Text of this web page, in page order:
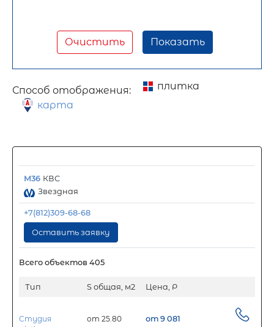
Очистить Показать
Способ отображения:
плитка
карта
М36 КВС
Звездная
+7(812)309-68-68
Оставить заявку
Всего объектов 405
Тип S общая, м2 Цена, Р
Студия
от 25.80
от 9 081